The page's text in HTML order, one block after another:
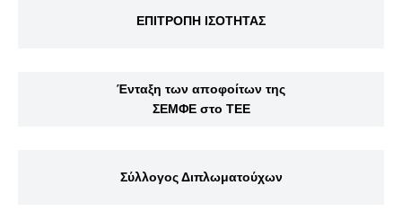
ΕΠΙΤΡΟΠΗ ΙΣΟΤΗΤΑΣ
Ένταξη των αποφοίτων της
ΣΕΜΦΕ στο ΤΕΕ
Σύλλογος Διπλωματούχων